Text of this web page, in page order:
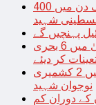
غزہ پر اسرائیل کی وحشیانہ بمباری؛ ایک دن میں 400
شہید
پہنچیں گے
اسرائیل حماس کشیدگی چین نے مشرق وسطیٰ میں 6 بحری
کر دیئے
بھارتی فوج کی ریاستی دہشت گردی میں 2 کشمیری
نوجوان شہید
جاری، 24 گھنٹوں کے دوران کم